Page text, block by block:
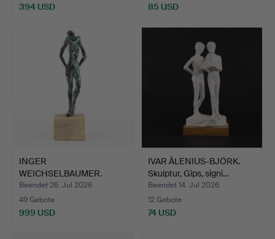
394 USD 85 USD
INGER
WEICHSELBAUMER.
Skulptur, signiert.
Beendet 26. Jul 2026
49 Gebote
999 USD
IVAR ÅLENIUS-BJÖRK.
Skulptur, Gips, signi…
Beendet 14. Jul 2026
12 Gebote
74 USD